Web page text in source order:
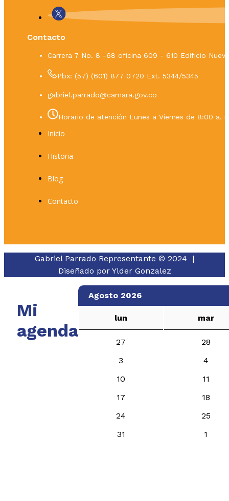
Contacto
Carrera 7 No. 8 -68 oficina 609 - 610 Edificio
Pbx: (57) (601) 877 0720 Ext. 5344/5345
gabriel.parrado@camara.gov.co
Horario de atención Lunes a Viernes de 8:00 a.
Inicio
Historia
Blog
Contacto
Gabriel Parrado Representante © 2024 |
Diseñado por Ylder Gonzalez
Mi
agenda
Agosto 2026
lun mar
27
28
3
4
10
11
17
18
24
25
31
1